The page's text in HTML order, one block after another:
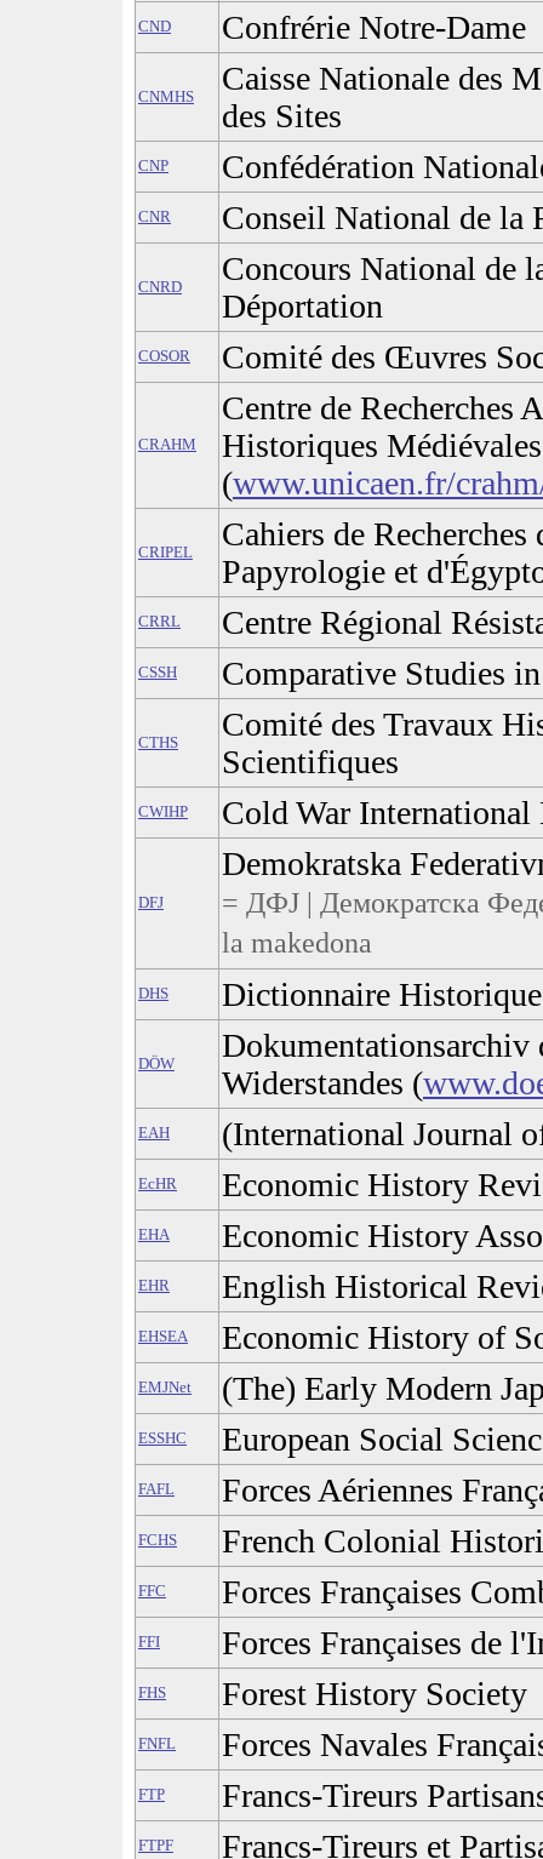
CND Confrérie Notre-Dame
CNMHS
Caisse Nationale des
des Sites
CNP Confédération
CNR Conseil National de la
CNRD
Concours National de
Déportation
COSOR Comité des Œuvres
CRAHM
Centre de Recherches
Historiques Médiévales
(www.unicaen.fr/
CRIPEL
Cahiers de
Papyrologie et
CRRL Centre Régional
CSSH Comparative Studies
CTHS
Comité des Travaux
Scientifiques
CWIHP Cold War
DFJ
Demokratska
= ДФЈ | Демократска
la makedona
DHS Dictionnaire
DÖW
Dokumentationsarchiv
Widerstandes (
EAH (International Journal
EcHR Economic History
EHA Economic History
EHR English Historical
EHSEA Economic History of
EMJNet (The) Early Modern
ESSHC European Social
FAFL Forces Aériennes
FCHS French Colonial
FFC Forces Françaises
FFI Forces Françaises de
FHS Forest History Society
FNFL Forces Navales
FTP Francs-Tireurs
FTPF Francs-Tireurs et